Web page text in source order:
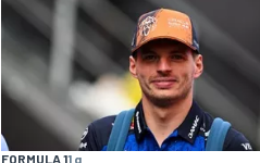
FORMULA 11 g